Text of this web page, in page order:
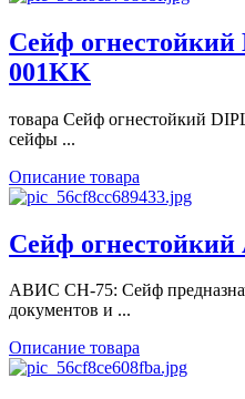
Сейф огнестойкий
001KK
товара Сейф огнестойкий
сейфы ...
Описание товара
Сейф
АВИС СН-75: Сейф
документов и ...
Описание товара